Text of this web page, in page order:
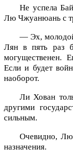
Не успела
Лю Чжуанюань с
— Эх, молодой
Лян в пять раз
могущественен.
Если и будет
наоборот.
Ли Хован
другими
сильным.
Очевидно,
назначения.